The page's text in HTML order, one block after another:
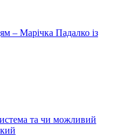
– Марічка Падалко із
та чи можливий